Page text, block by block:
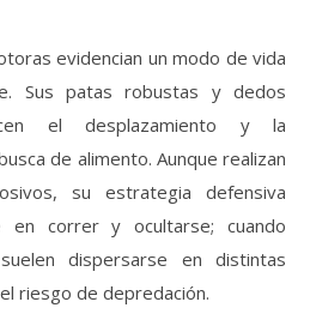
evidencian un modo de vida
Sus patas robustas y dedos
el desplazamiento y la
de alimento. Aunque realizan
su estrategia defensiva
en correr y ocultarse; cuando
dispersarse en distintas
riesgo de depredación.